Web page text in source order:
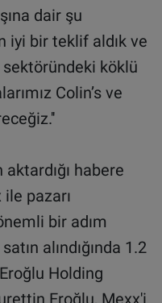
dair şu
iyi bir teklif aldık ve
köklü
Colin’s ve
habere
pazarı
bir adım
alındığında 1.2
Holding
Eroğlu, Mexx'i